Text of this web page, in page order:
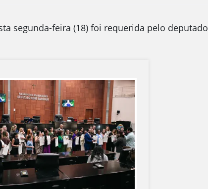
segunda-feira (18) foi requerida pelo deputado